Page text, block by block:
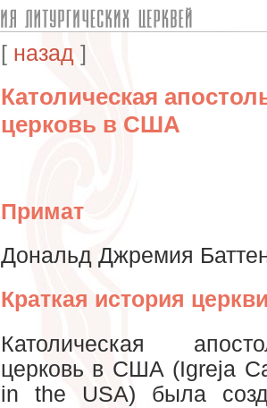
[ назад ]
Католическая
церковь в США
Примат
Дональд Джремия
Краткая история
Католическая
церковь в США (Igreja
in the USA) была